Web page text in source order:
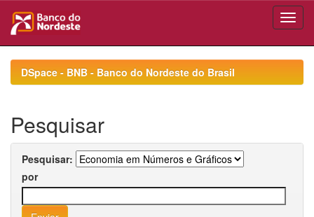
navigationDSpace - BNB - Banco do Nordeste do Brasil
Pesquisar
Pesquisar:
por